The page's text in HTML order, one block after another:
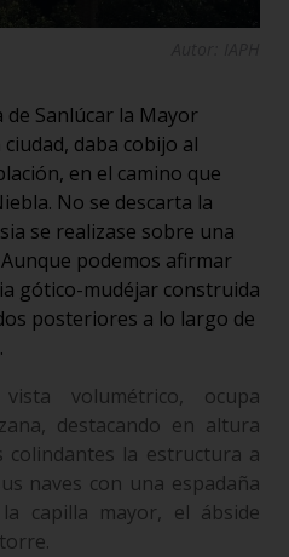
de Sanlúcar la Mayor
daba cobijo al
en el camino que
No se descarta la
se realizase sobre una
podemos afirmar
gótico-mudéjar construida
posteriores a lo largo de
volumétrico, ocupa
destacando en altura
colindantes la estructura a
naves con una espadaña
capilla mayor, el ábside